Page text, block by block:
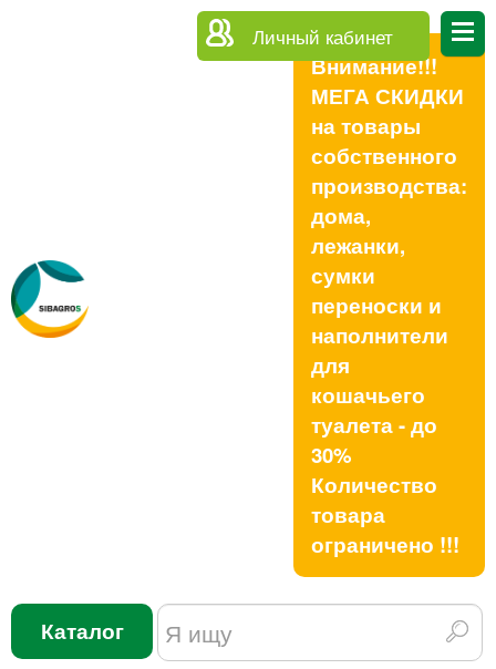
Личный кабинет
Внимание!!!
МЕГА СКИДКИ
на товары
собственного
производства:
дома,
лежанки,
сумки
переноски и
наполнители
для
кошачьего
туалета - до
30%
Количество
товара
ограничено !!!
Каталог